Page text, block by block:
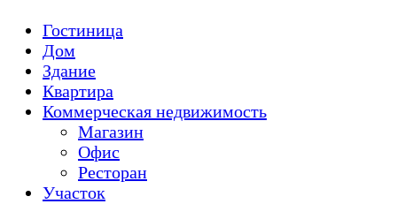
Гостиница
Дом
Здание
Квартира
Коммерческая недвижимость
Магазин
Офис
Ресторан
Участок